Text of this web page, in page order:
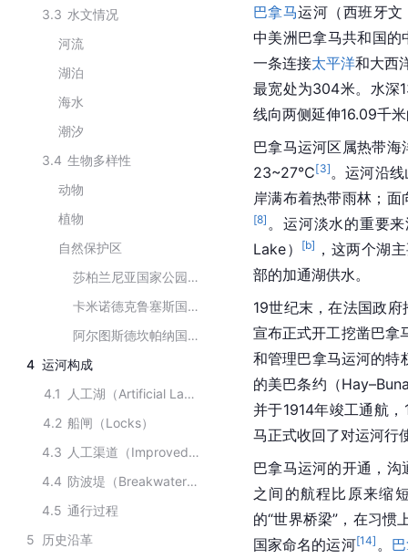
3.3 水文情况
河流
湖泊
海水
潮汐
3.4 生物多样性
动物
植物
自然保护区
莎柏兰尼亚国家公园（Soberania National Park）
卡米诺德克鲁塞斯国家公园（Parque Nacional Camino de Cruces Soberanía National Park）
阿尔图斯德坎帕纳国家公园（Altos de Campana National Park）
4 运河构成
4.1
人工湖（Artificial Lake）
4.2 船闸（Locks）
4.3
人工渠道（Improved and Artificial Channels）
4.4
防波堤（Breakwaters）
4.5 通行过程
5
历史沿革
巴拿马运河（西班牙文
中美洲巴拿马共和国
一条连接太平洋和大西
最宽处为304米。水深
线向两侧延伸16.09千
巴拿马运河区属热带海
23~27℃[3] 。运河沿
岸满布着热带雨林；
[8] 。运河淡水的重要
Lake）
[b] ，这两个湖
部的加通湖供水。
19世纪末，在法国政府
宣布正式开工挖凿巴拿
和管理巴拿马运河的特
的美巴条约（
并于1914年竣工通航
马正式收回了对运河行
巴拿马运河的开通，沟
之间的航程比原来缩
的“世界桥梁”，在习惯
国家命名的运河[14] 。